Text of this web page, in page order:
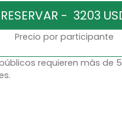
Precio por participante
requieren más de 5